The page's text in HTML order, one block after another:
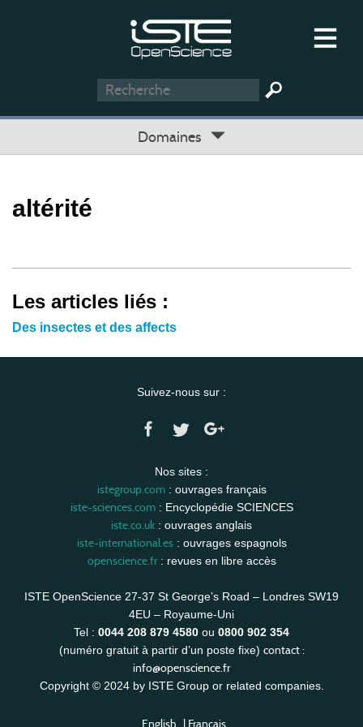
Domaines
altérité
Les articles liés :
Des insectes et des affects
Suivez-nous sur :
Nos sites :
istegroup.com: ouvrages français
iste-sciences.com: Encyclopédie SCIENCES
iste.co.uk : ouvrages anglais
iste-international.es: ouvrages espagnols
openscience.fr: revues en libre accès
ISTE OpenScience 27-37 St George’s Road – Londres SW19
4EU – Royaume-Uni
Tel : 0044 208 879 4580 ou 0800 902 354
(numéro gratuit à partir d’un poste fixe) contact :
info@openscience.fr
Copyright © 2024 by ISTE Group or related companies.
English | Français